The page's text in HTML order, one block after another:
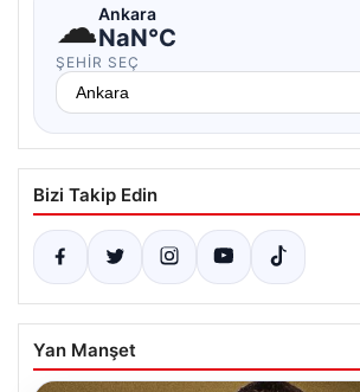
☁Ankara
NaN°C
ŞEHIR SEÇ
Bizi Takip Edin
Yan Manşet